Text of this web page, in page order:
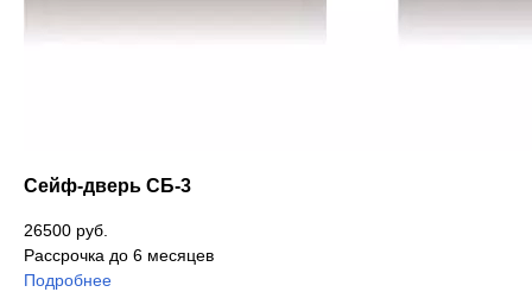
Сейф-дверь СБ-3
26500 руб.
Рассрочка до 6 месяцев
Подробнее